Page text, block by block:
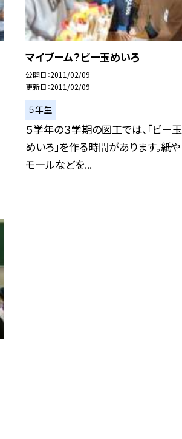
マイブーム？ビー玉めいろ
公開日 2011/02/09
更新日 2011/02/09
５年生
５学年の３学期の図工では、「ビー玉
めいろ」を作る時間があります。紙や
モールなどを...